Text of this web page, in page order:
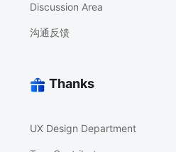
Discussion Area
沟通反馈
Thanks
UX Design Department